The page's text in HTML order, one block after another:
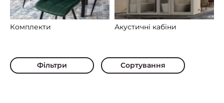
Комплекти Акустичні кабіни
Фільтри Сортування